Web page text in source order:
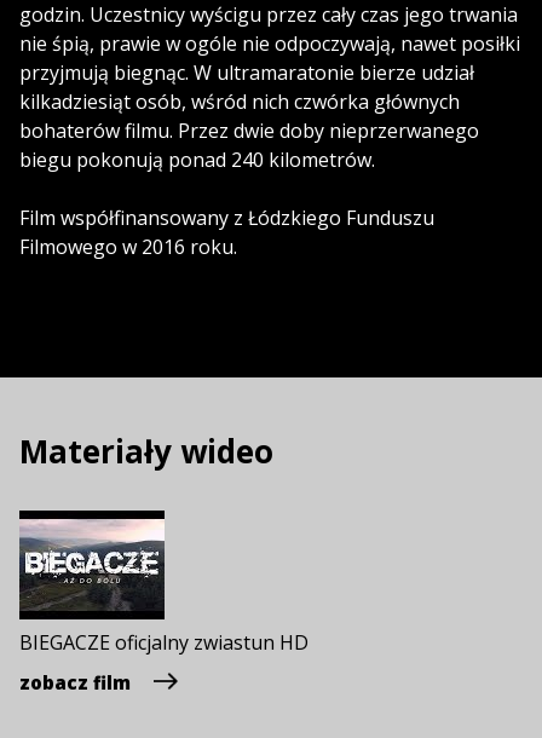
godzin. Uczestnicy wyścigu przez cały czas jego trwania
nie śpią, prawie w ogóle nie odpoczywają, nawet posiłki
przyjmują biegnąc. W ultramaratonie bierze udział
kilkadziesiąt osób, wśród nich czwórka głównych
bohaterów filmu. Przez dwie doby nieprzerwanego
biegu pokonują ponad 240 kilometrów.
Film współfinansowany z Łódzkiego Funduszu
Filmowego w 2016 roku.
Materiały wideo
BIEGACZE oficjalny zwiastun HD
zobacz film